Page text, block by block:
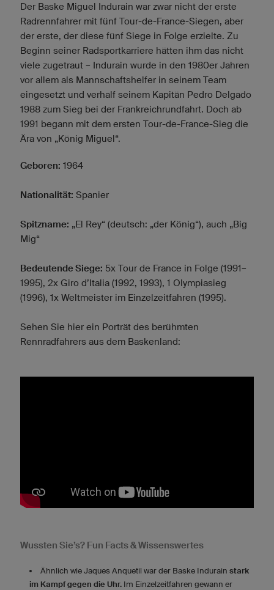
Der Baske Miguel Indurain war zwar nicht der erste
Radrennfahrer mit fünf Tour-de-France-Siegen, aber
der erste, der diese fünf Siege in Folge erzielte. Zu
Beginn seiner Radsportkarriere hätten ihm das nicht
viele zugetraut – Indurain wurde in den 1980er Jahren
vor allem als Mannschaftshelfer in seinem Team
eingesetzt und verhalf seinem Kapitän Pedro Delgado
1988 zum Sieg bei der Frankreichrundfahrt. Doch ab
1991 begann mit dem ersten Tour-de-France-Sieg die
Ära von „König Miguel“.
Geboren: 1964
Nationalität: Spanier
Spitzname: „El Rey“ (deutsch: „der König“), auch „Big
Mig“
Bedeutende Siege: 5x Tour de France in Folge (1991–
1995), 2x Giro d’Italia (1992, 1993), 1 Olympiasieg
(1996), 1x Weltmeister im Einzelzeitfahren (1995).
Sehen Sie hier ein Porträt des berühmten
Rennradfahrers aus dem Baskenland:
Wussten Sie’s? Fun Facts & Wissenswertes
Ähnlich wie Jaques Anquetil war der Baske Indurain stark
im Kampf gegen die Uhr. Im Einzelzeitfahren gewann er